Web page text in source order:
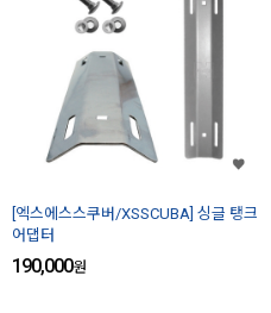
[엑스에스스쿠버/XSSCUBA] 싱글 탱크
어댑터
190,000원